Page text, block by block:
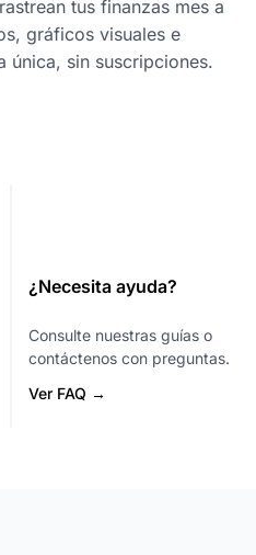
tus finanzas mes a
gráficos visuales e
única, sin suscripciones.
¿Necesita ayuda?
Consulte nuestras guías o
contáctenos con preguntas.
Ver FAQ →